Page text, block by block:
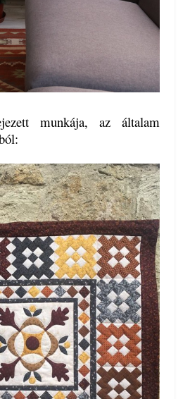
munkája, az általam